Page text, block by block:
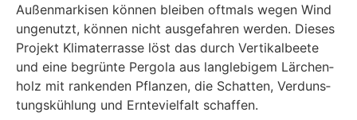
Außen­mar­ki­sen kön­nen blei­ben oft­mals wegen Wind
unge­nutzt, kön­nen nicht aus­ge­fah­ren wer­den. Die­ses
Pro­jekt Kli­ma­ter­ras­se löst das durch Ver­ti­kal­bee­te
und eine begrün­te Per­go­la aus lang­le­bi­gem Lär­chen­
holz mit ran­ken­den Pflan­zen, die Schat­ten, Ver­duns­
tungs­küh­lung und Ern­te­viel­falt schaf­fen.